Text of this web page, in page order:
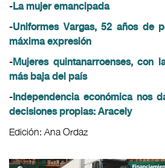
-La mujer emancipada
-Uniformes Vargas, 52 años de
máxima expresión
-Mujeres quintanarroenses, con
más baja del país
- Independencia económica nos
decisiones propias: Aracely
Edición: Ana Ordaz